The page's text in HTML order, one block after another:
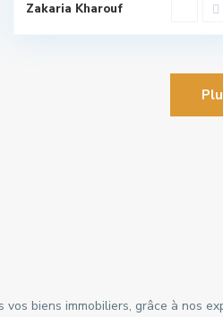
Zakaria Kharouf
biens immobiliers, grâce à nos